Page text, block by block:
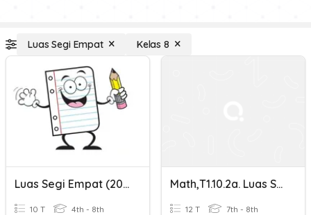
Luas Segi Empat Kelas 8
Luas Segi Empat (2021)
10 T 4th - 8th
Math,T1.10.2a. Luas Segi Empat
12 T 7th - 8th